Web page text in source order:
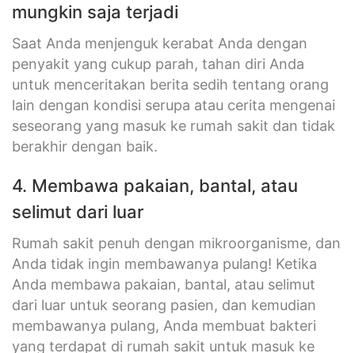
mungkin saja terjadi
Saat Anda menjenguk kerabat Anda dengan
penyakit yang cukup parah, tahan diri Anda
untuk menceritakan berita sedih tentang orang
lain dengan kondisi serupa atau cerita mengenai
seseorang yang masuk ke rumah sakit dan tidak
berakhir dengan baik.
4. Membawa pakaian, bantal, atau
selimut dari luar
Rumah sakit penuh dengan mikroorganisme, dan
Anda tidak ingin membawanya pulang! Ketika
Anda membawa pakaian, bantal, atau selimut
dari luar untuk seorang pasien, dan kemudian
membawanya pulang, Anda membuat bakteri
yang terdapat di rumah sakit untuk masuk ke